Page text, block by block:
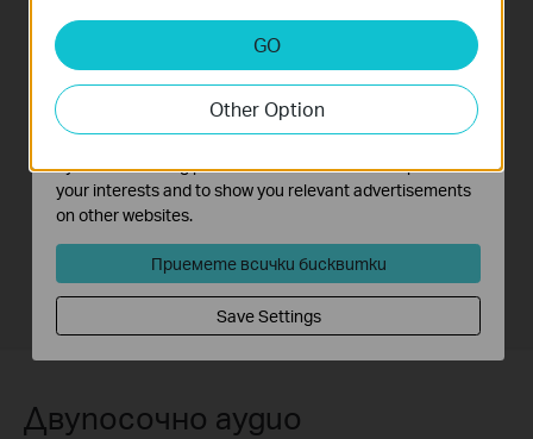
Двупосочно аудио
GO
Other Option
Analysis and Marketing Cookies
Analysis cookies enable us to analyze your activities on
our website in order to improve and adapt the
functionality of our website.
The marketing cookies can be set through our website
by our advertising partners in order to create a profile of
your interests and to show you relevant advertisements
on other websites.
Приемете всички бисквитки
Save Settings